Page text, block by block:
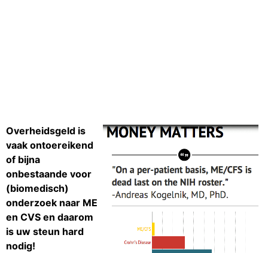
Overheidsgeld is
vaak ontoereikend
of bijna
onbestaande voor
(biomedisch)
onderzoek naar ME
en CVS en daarom
is uw steun hard
nodig!